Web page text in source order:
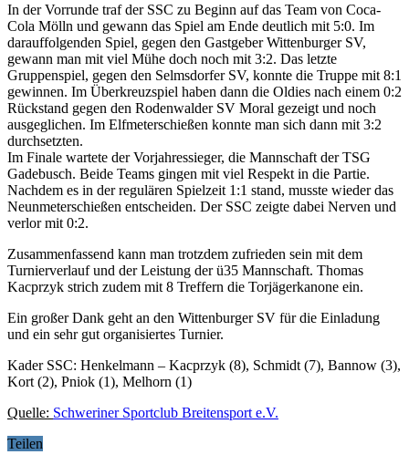
In der Vorrunde traf der SSC zu Beginn auf das Team von Coca-
Cola Mölln und gewann das Spiel am Ende deutlich mit 5:0. Im
darauffolgenden Spiel, gegen den Gastgeber Wittenburger SV,
gewann man mit viel Mühe doch noch mit 3:2. Das letzte
Gruppenspiel, gegen den Selmsdorfer SV, konnte die Truppe mit 8:1
gewinnen. Im Überkreuzspiel haben dann die Oldies nach einem 0:2
Rückstand gegen den Rodenwalder SV Moral gezeigt und noch
ausgeglichen. Im Elfmeterschießen konnte man sich dann mit 3:2
durchsetzten.
Im Finale wartete der Vorjahressieger, die Mannschaft der TSG
Gadebusch. Beide Teams gingen mit viel Respekt in die Partie.
Nachdem es in der regulären Spielzeit 1:1 stand, musste wieder das
Neunmeterschießen entscheiden. Der SSC zeigte dabei Nerven und
verlor mit 0:2.
Zusammenfassend kann man trotzdem zufrieden sein mit dem
Turnierverlauf und der Leistung der ü35 Mannschaft. Thomas
Kacprzyk strich zudem mit 8 Treffern die Torjägerkanone ein.
Ein großer Dank geht an den Wittenburger SV für die Einladung
und ein sehr gut organisiertes Turnier.
Kader SSC: Henkelmann – Kacprzyk (8), Schmidt (7), Bannow (3),
Kort (2), Pniok (1), Melhorn (1)
Quelle: Schweriner Sportclub Breitensport e.V.
Teilen